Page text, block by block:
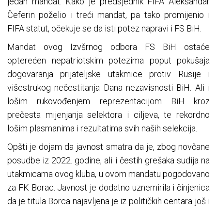
Čeferin poželio i treći mandat, pa tako promijenio i
FIFA statut, očekuje se da isti potez napravi i FS BiH.
Mandat ovog Izvšrnog odbora FS BiH ostaće
opterećen nepatriotskim potezima poput pokušaja
dogovaranja prijateljske utakmice protiv Rusije i
višestrukog nečestitanja Dana nezavisnosti BiH. Ali i
lošim rukovođenjem reprezentacijom BiH kroz
prečesta mijenjanja selektora i ciljeva, te rekordno
lošim plasmanima i rezultatima svih naših selekcija.
Opšti je dojam da javnost smatra da je, zbog novčane
posudbe iz 2022. godine, ali i čestih grešaka sudija na
utakmicama ovog kluba, u ovom mandatu pogodovano
za FK Borac. Javnost je dodatno uznemirila i činjenica
da je titula Borca najavljena je iz političkih centara još i